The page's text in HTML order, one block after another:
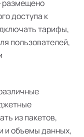
размещено
доступа к
тарифы,
пользователей,
из пакетов,
и объемы данных,